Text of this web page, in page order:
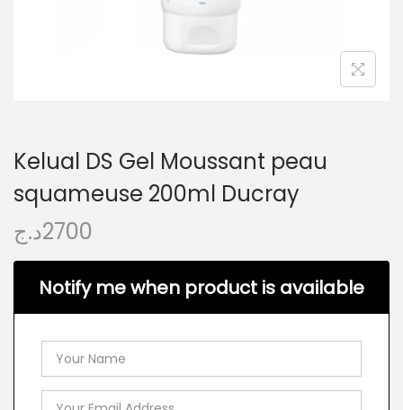
Kelual DS Gel Moussant peau
squameuse 200ml Ducray
2700د.ج
Notify me when product is available